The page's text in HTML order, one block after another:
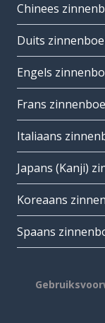
Chinees
Duits
Engels
Frans
Italiaans
Japans (Kanji)
Koreaans
Spaans